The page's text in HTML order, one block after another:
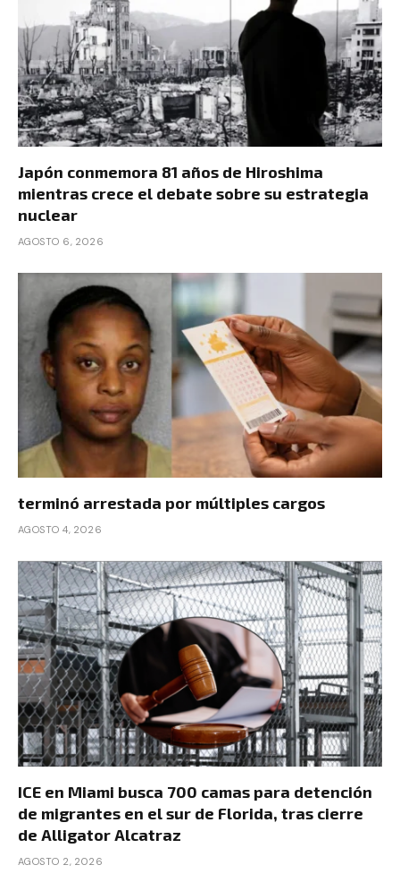
Japón conmemora 81 años de Hiroshima
mientras crece el debate sobre su estrategia
nuclear
AGOSTO 6, 2026
terminó arrestada por múltiples cargos
AGOSTO 4, 2026
ICE en Miami busca 700 camas para detención
de migrantes en el sur de Florida, tras cierre
de Alligator Alcatraz
AGOSTO 2, 2026